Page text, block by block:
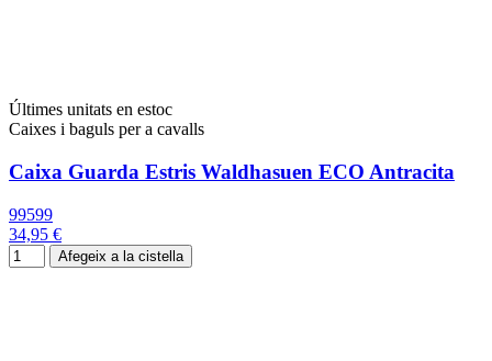
Últimes unitats en estoc
Caixes i baguls per a cavalls
Caixa Guarda Estris Waldhasuen ECO Antracita
99599
34,95 €
Afegeix a la cistella